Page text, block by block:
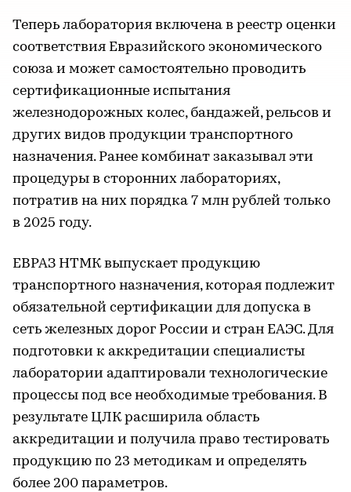
Теперь лаборатория включена в реестр оценки
соответствия Евразийского экономического
союза и может самостоятельно проводить
сертификационные испытания
железнодорожных колес, бандажей, рельсов и
других видов продукции транспортного
назначения. Ранее комбинат заказывал эти
процедуры в сторонних лабораториях,
потратив на них порядка 7 млн рублей только
в 2025 году.
ЕВРАЗ НТМК выпускает продукцию
транспортного назначения, которая подлежит
обязательной сертификации для допуска в
сеть железных дорог России и стран ЕАЭС. Для
подготовки к аккредитации специалисты
лаборатории адаптировали технологические
процессы под все необходимые требования. В
результате ЦЛК расширила область
аккредитации и получила право тестировать
продукцию по 23 методикам и определять
более 200 параметров.